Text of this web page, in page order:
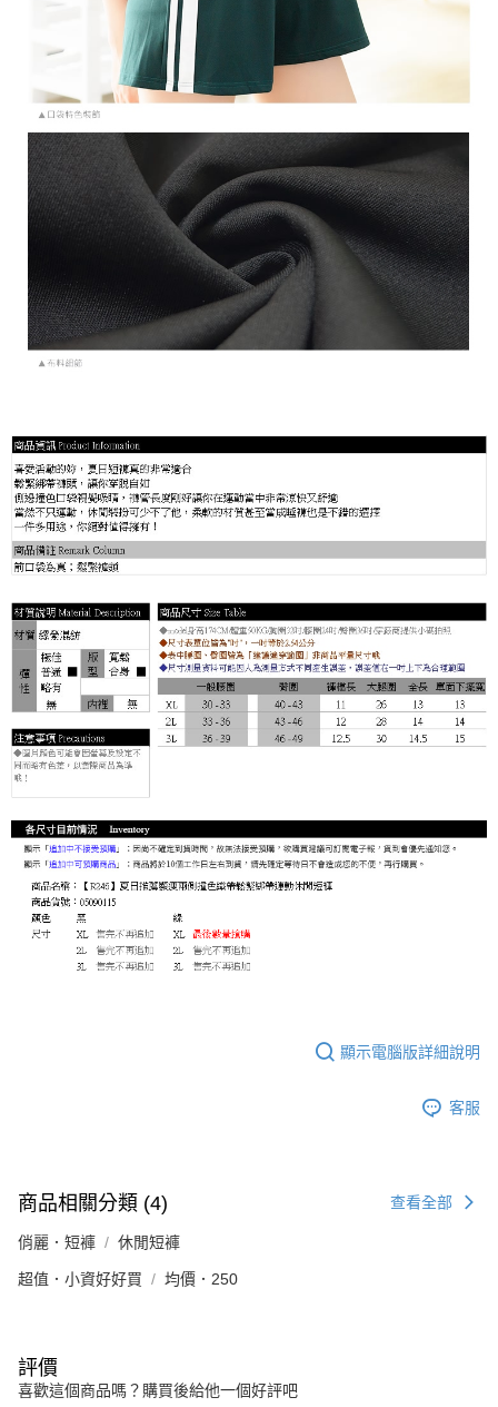
顯示電腦版詳細說明
客服
商品相關分類 (4) 查看全部
俏麗．短褲 休閒短褲
超值．小資好好買 均價．250
評價
喜歡這個商品嗎？購買後給他一個好評吧